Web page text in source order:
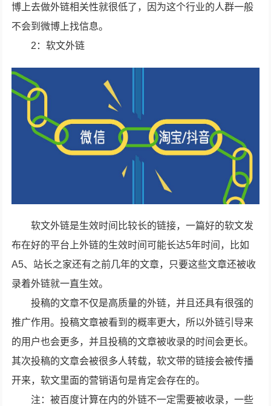
博上去做外链相关性就很低了，因为这个行业的人群一般
不会到微博上找信息。
2：软文外链
软文外链是生效时间比较长的链接，一篇好的软文发
布在好的平台上外链的生效时间可能长达5年时间，比如
A5、站长之家还有之前几年的文章，只要这些文章还被收
录着外链就一直生效。
投稿的文章不仅是高质量的外链，并且还具有很强的
推广作用。投稿文章被看到的概率更大，所以外链引导来
的用户也会更多，并且投稿的文章被收录的时间会更长。
其次投稿的文章会被很多人转载，软文带的链接会被传播
开来，软文里面的营销语句是肯定会存在的。
注：被百度计算在内的外链不一定需要被收录，一些